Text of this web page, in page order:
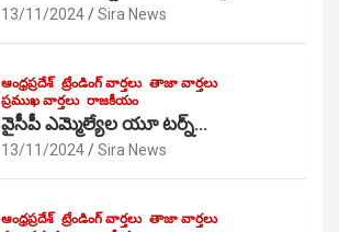
13/11/2024 Sira News
ఆంధ్రప్రదేశ్ ట్రేండింగ్ వార్తలు తాజా వార్తలు
ప్రముఖ వార్తలు రాజకీయం
వైసీపీ ఎమ్మెల్యేల యూ టర్న్…
13/11/2024 Sira News
ఆంధ్రప్రదేశ్ ట్రేండింగ్ వార్తలు తాజా వార్తలు